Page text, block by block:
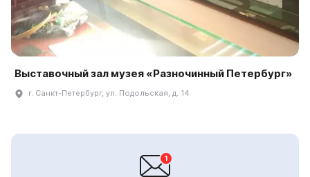
Выставочный зал музея «Разночинный Петербург»
г. Санкт-Петербург, ул. Подольская, д. 14